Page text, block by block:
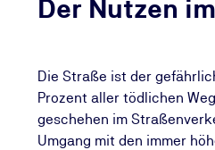
Der Nutzen
Die Straße ist der
Prozent aller tödlichen
geschehen im
Umgang mit den immer